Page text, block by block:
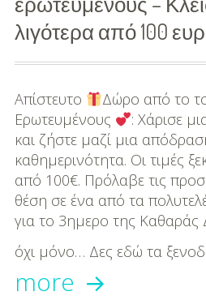
λιγότερα από 100
Aπίστευτο
Δώρο από το
Ερωτευμένους
: Χάρισε
και ζήστε μαζί μια
καθημερινότητα. Οι τιμές
από 100€. Πρόλαβε τις
θέση σε ένα από τα
για το 3ημερο της Καθαράς
όχι μόνο… Δες εδώ τα
more Απίστευτο